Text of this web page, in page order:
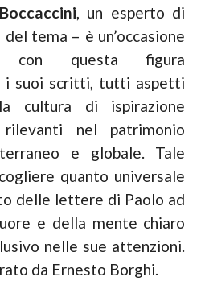
, un esperto di
tema – è un’occasione
con questa figura
i suoi scritti, tutti aspetti
cultura di ispirazione
nel patrimonio
e globale. Tale
quanto universale
delle lettere di Paolo ad
e della mente chiaro
nelle sue attenzioni.
da Ernesto Borghi.